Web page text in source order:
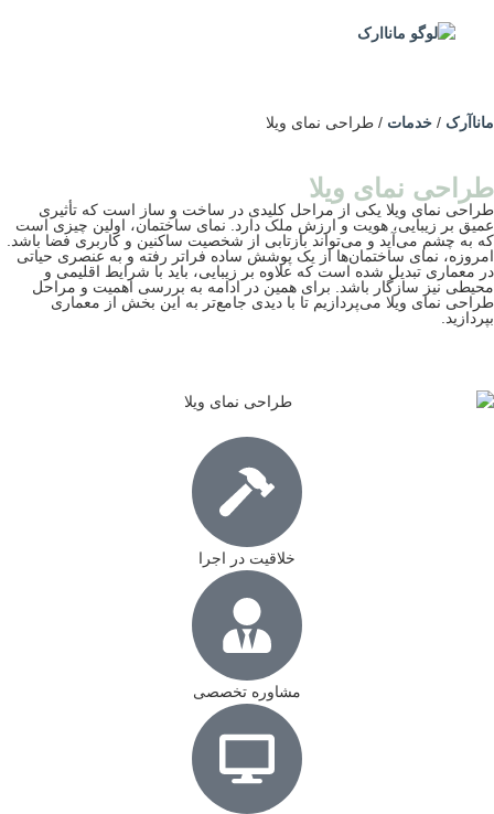
/ خدمات/ طراحی نمای ویلا
نمای ویلا
نمای ویلا یکی از مراحل کلیدی در ساخت و ساز است که تأثیری
بر زیبایی، هویت و ارزش ملک دارد. نمای ساختمان، اولین چیزی است
به چشم می‌آید و می‌تواند بازتابی از شخصیت ساکنین و کاربری فضا باشد.
نمای ساختمان‌ها از یک پوشش ساده فراتر رفته و به عنصری حیاتی
معماری تبدیل شده است که علاوه بر زیبایی، باید با شرایط اقلیمی و
نیز سازگار باشد. برای همین در ادامه به بررسی اهمیت و مراحل
نمای ویلا می‌پردازیم تا با دیدی جامع‌تر به این بخش از معماری
خلاقیت در اجرا
مشاوره تخصصی